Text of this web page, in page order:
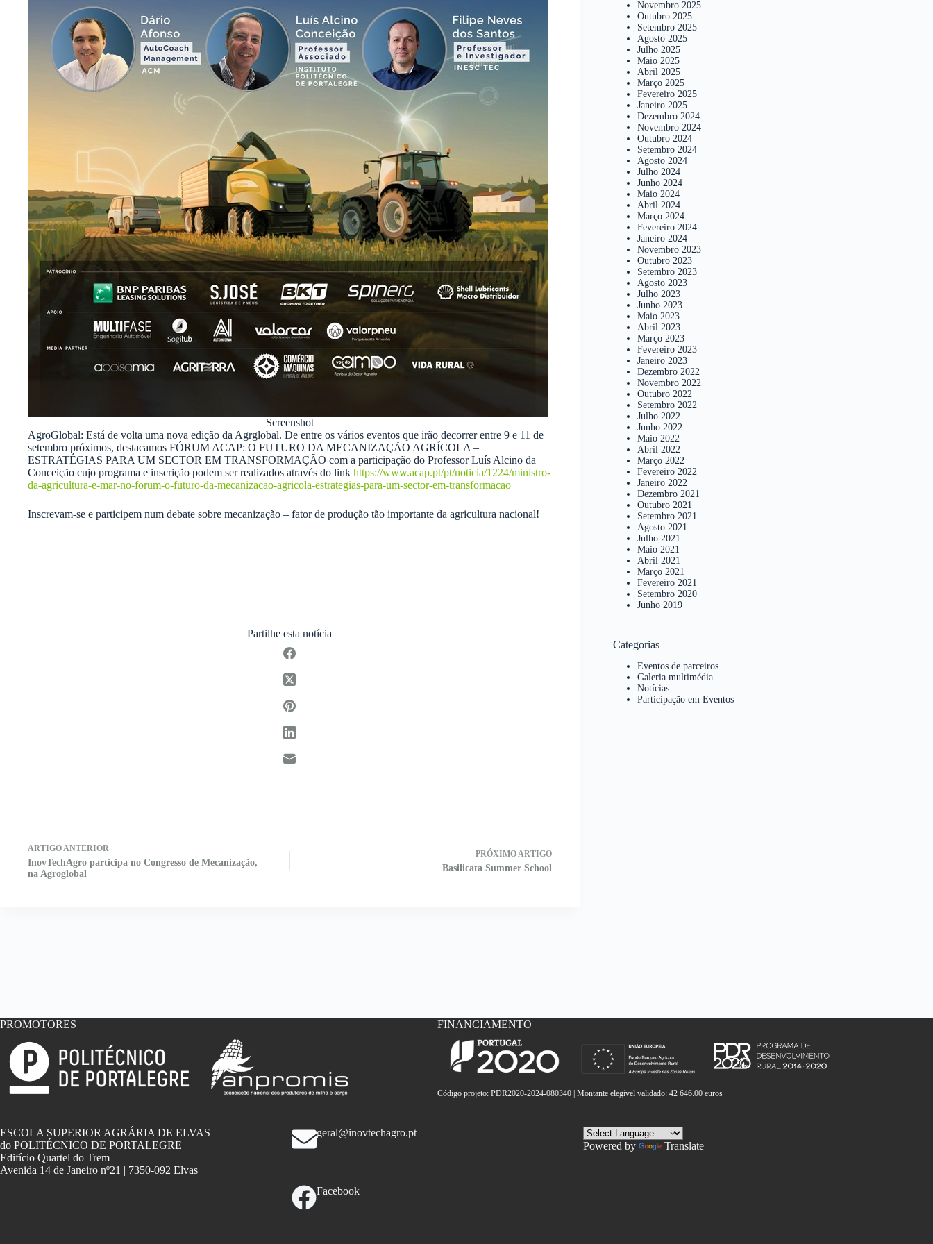
Screenshot
AgroGlobal: Está de volta uma nova edição da Agrglobal. De entre os vários eventos que irão decorrer entre 9 e 11 de
setembro próximos, destacamos FÓRUM ACAP: O FUTURO DA MECANIZAÇÃO AGRÍCOLA –
ESTRATÉGIAS PARA UM SECTOR EM TRANSFORMAÇÃO com a participação do Professor Luís Alcino da
Conceição cujo programa e inscrição podem ser realizados através do link https://www.acap.pt/pt/noticia/1224/ministro-
da-agricultura-e-mar-no-forum-o-futuro-da-mecanizacao-agricola-estrategias-para-um-sector-em-transformacao
Inscrevam-se e participem num debate sobre mecanização – fator de produção tão importante da agricultura nacional!
Partilhe esta notícia
ARTIGOANTERIOR
InovTechAgro participa no Congresso de Mecanização,
na Agroglobal
PRÓXIMOARTIGO
Basilicata Summer School
Novembro 2025
Outubro 2025
Setembro 2025
Agosto 2025
Julho 2025
Maio 2025
Abril 2025
Março 2025
Fevereiro 2025
Janeiro 2025
Dezembro 2024
Novembro 2024
Outubro 2024
Setembro 2024
Agosto 2024
Julho 2024
Junho 2024
Maio 2024
Abril 2024
Março 2024
Fevereiro 2024
Janeiro 2024
Novembro 2023
Outubro 2023
Setembro 2023
Agosto 2023
Julho 2023
Junho 2023
Maio 2023
Abril 2023
Março 2023
Fevereiro 2023
Janeiro 2023
Dezembro 2022
Novembro 2022
Outubro 2022
Setembro 2022
Julho 2022
Junho 2022
Maio 2022
Abril 2022
Março 2022
Fevereiro 2022
Janeiro 2022
Dezembro 2021
Outubro 2021
Setembro 2021
Agosto 2021
Julho 2021
Maio 2021
Abril 2021
Março 2021
Fevereiro 2021
Setembro 2020
Junho 2019
Categorias
Eventos de parceiros
Galeria multimédia
Notícias
Participação em Eventos
PROMOTORES FINANCIAMENTO
Código projeto: PDR2020-2024-080340 | Montante elegível validado: 42 646.00 euros
ESCOLA SUPERIOR AGRÁRIA DE ELVAS
do POLITÉCNICO DE PORTALEGRE
Edifício Quartel do Trem
Avenida 14 de Janeiro nº21 | 7350-092 Elvas
geral@inovtechagro.pt
Facebook
Powered by Translate